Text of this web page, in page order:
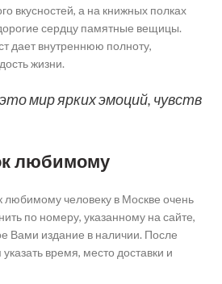
вкусностей, а на книжных полках
сердцу памятные вещицы.
дает внутреннюю полноту,
жизни.
мир ярких эмоций, чувств
любимому
любимому человеку в Москве очень
по номеру, указанному на сайте,
Вами издание в наличии. После
время, место доставки и